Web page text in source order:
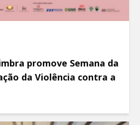
promove Semana da
da Violência contra a